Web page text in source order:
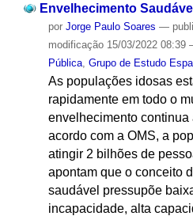
Envelhecimento
por Jorge Paulo Soares —
modificação15/03/2022 08:39
Pública, Grupo de Estudo
As populações idosas
rapidamente em todo o
envelhecimento
acordo com a OMS, a
atingir 2 bilhões de
apontam que o conceito
saudável pressupõe
incapacidade, alta